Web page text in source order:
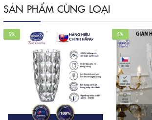
SẢN PHẨM CÙNG LOẠI
5% 5%